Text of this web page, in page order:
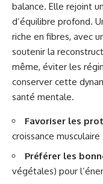
balance. Elle rejoint
d’équilibre profond.
riche en fibres, avec
soutenir la
même, éviter les
conserver cette
santé mentale.
Favoriser les
croissance musculaire
Préférer les
végétales) pour